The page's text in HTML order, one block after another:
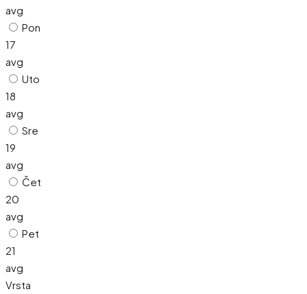
avg
Pon
17
avg
Uto
18
avg
Sre
19
avg
Čet
20
avg
Pet
21
avg
Vrsta